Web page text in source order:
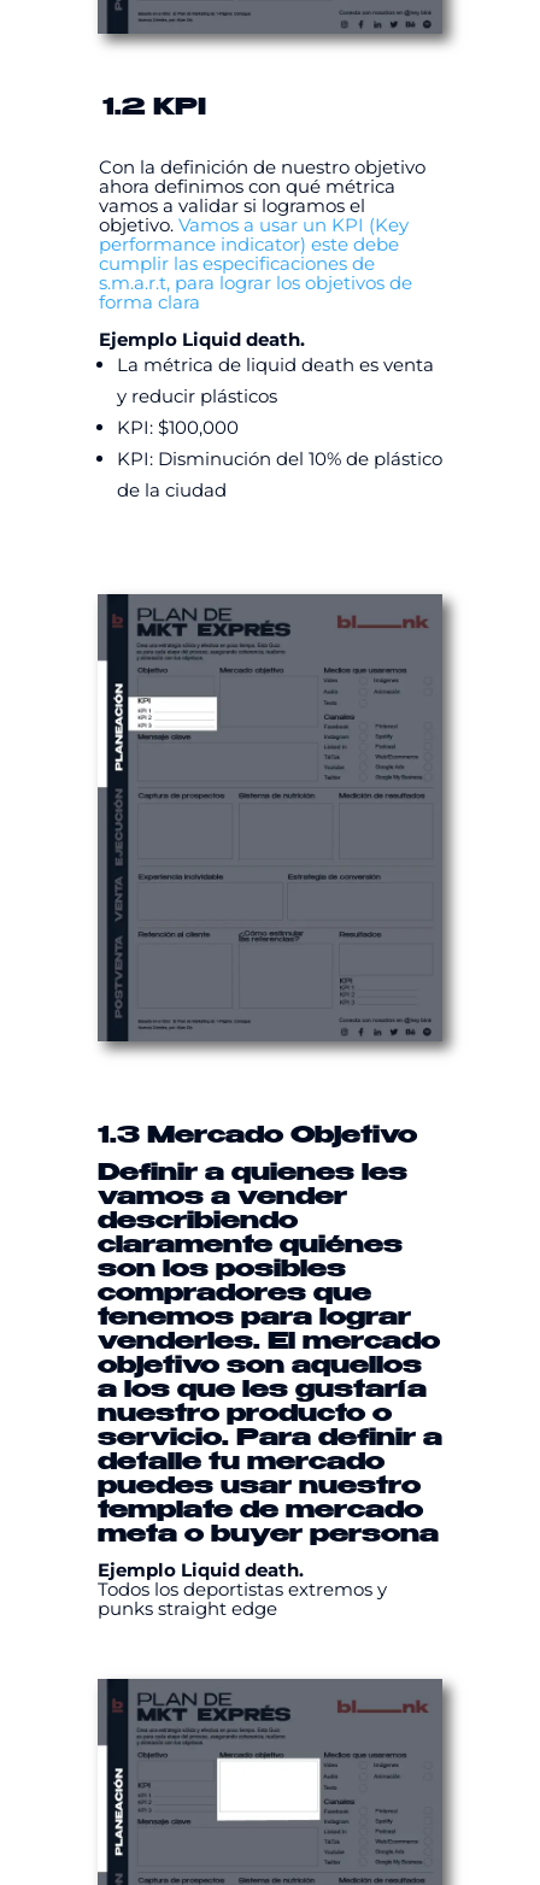
1.2 KPI
Con la definición de nuestro objetivo
ahora definimos con qué métrica
vamos a validar si logramos el
objetivo. Vamos a usar un KPI (Key
performance indicator) este debe
cumplir las especificaciones de
s.m.a.r.t, para lograr los objetivos de
forma clara
Ejemplo Liquid death.
La métrica de liquid death es venta
y reducir plásticos
KPI: $100,000
KPI: Disminución del 10% de plástico
de la ciudad
1.3 Mercado Objetivo
Definir a quienes les
vamos a vender
describiendo
claramente quiénes
son los posibles
compradores que
tenemos para lograr
venderles. El mercado
objetivo son aquellos
a los que les gustaría
nuestro producto o
servicio. Para definir a
detalle tu mercado
puedes usar nuestro
templatede mercado
metao buyer persona
Ejemplo Liquid death.
Todos los deportistas extremos y
punks straight edge